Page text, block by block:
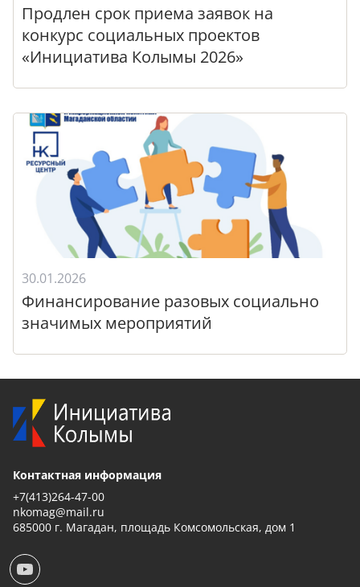
Продлен срок приема заявок на
конкурс социальных проектов
«Инициатива Колымы 2026»
30.01.2026
Финансирование разовых социально
значимых мероприятий
Контактная информация
+7(413)264-47-00
nkomag@mail.ru
685000 г. Магадан, площадь Комсомольская, дом 1